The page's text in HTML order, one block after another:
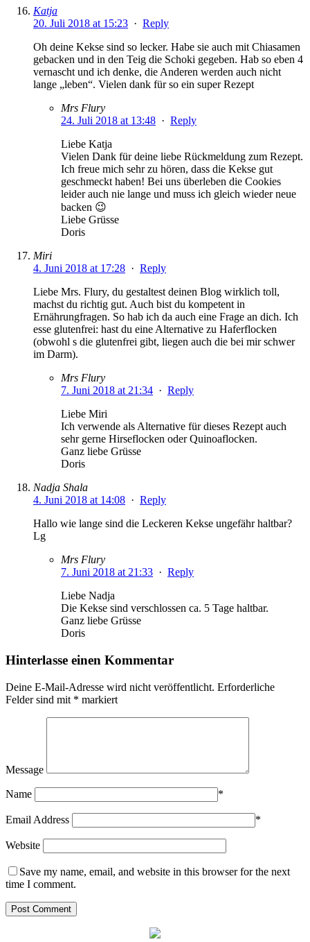
Katja
20. Juli 2018 at 15:23 · Reply
Oh deine Kekse sind so lecker. Habe sie auch mit Chiasamen
gebacken und in den Teig die Schoki gegeben. Hab so eben 4
vernascht und ich denke, die Anderen werden auch nicht
lange „leben“. Vielen dank für so ein super Rezept
Mrs Flury
24. Juli 2018 at 13:48 · Reply
Liebe Katja
Vielen Dank für deine liebe Rückmeldung zum Rezept.
Ich freue mich sehr zu hören, dass die Kekse gut
geschmeckt haben! Bei uns überleben die Cookies
leider auch nie lange und muss ich gleich wieder neue
backen 😉
Liebe Grüsse
Doris
Miri
4. Juni 2018 at 17:28 · Reply
Liebe Mrs. Flury, du gestaltest deinen Blog wirklich toll,
machst du richtig gut. Auch bist du kompetent in
Ernährungfragen. So hab ich da auch eine Frage an dich. Ich
esse glutenfrei: hast du eine Alternative zu Haferflocken
(obwohl s die glutenfrei gibt, liegen auch die bei mir schwer
im Darm).
Mrs Flury
7. Juni 2018 at 21:34 · Reply
Liebe Miri
Ich verwende als Alternative für dieses Rezept auch
sehr gerne Hirseflocken oder Quinoaflocken.
Ganz liebe Grüsse
Doris
Nadja Shala
4. Juni 2018 at 14:08 · Reply
Hallo wie lange sind die Leckeren Kekse ungefähr haltbar?
Lg
Mrs Flury
7. Juni 2018 at 21:33 · Reply
Liebe Nadja
Die Kekse sind verschlossen ca. 5 Tage haltbar.
Ganz liebe Grüsse
Doris
Hinterlasse einen Kommentar
Deine E-Mail-Adresse wird nicht veröffentlicht. Erforderliche
Felder sind mit * markiert
Message
Name *
Email Address *
Website
Save my name, email, and website in this browser for the next
time I comment.